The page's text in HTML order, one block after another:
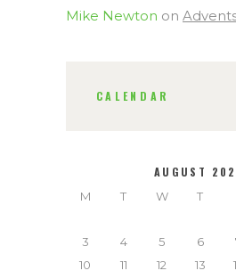
Mike Newton on
CALENDAR
AUGUST
M T W T
3
4 5 6
10
11 12 13